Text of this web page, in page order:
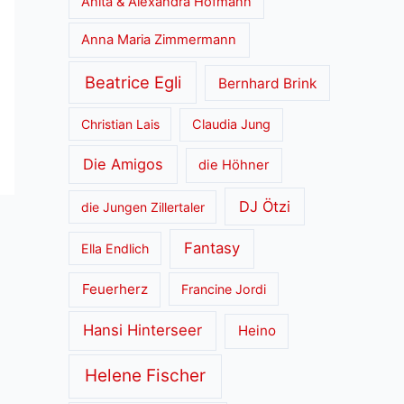
Anna Maria Zimmermann
Beatrice Egli Bernhard Brink
Christian Lais Claudia Jung
Die Amigos die Höhner
die Jungen Zillertaler DJ Ötzi
Ella Endlich Fantasy
Feuerherz Francine Jordi
Hansi Hinterseer Heino
Helene Fischer